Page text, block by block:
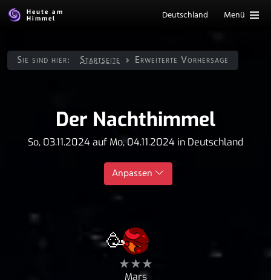
Heute am
Himmel
Deutschland Menü
Sie sind hier: Startseite Erweiterte Vorhersage
Der Nachthimmel
So, 03.11.2024 auf Mo, 04.11.2024 in Deutschland
Anpassen
🥳
★★★
Mars